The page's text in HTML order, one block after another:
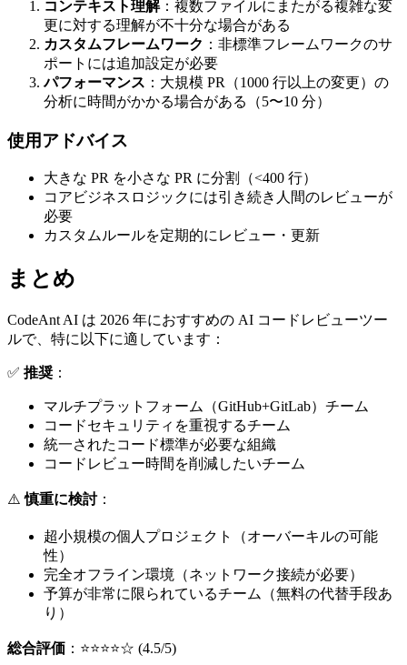
コンテキスト理解：複数ファイルにまたがる複雑な変
更に対する理解が不十分な場合がある
カスタムフレームワーク ：非標準フレームワークのサ
ポートには追加設定が必要
パフォーマンス ：大規模 PR（1000 行以上の変更）の
分析に時間がかかる場合がある（5〜10 分）
使用アドバイス
大きな PR を小さな PR に分割（<400 行）
コアビジネスロジックには引き続き人間のレビューが
必要
カスタムルールを定期的にレビュー・更新
まとめ
CodeAnt AI は 2026 年におすすめの AI コードレビューツー
ルで、特に以下に適しています：
✅ 推奨 ：
マルチプラットフォーム（GitHub+GitLab）チーム
コードセキュリティを重視するチーム
統一されたコード標準が必要な組織
コードレビュー時間を削減したいチーム
⚠️慎重に検討：
超小規模の個人プロジェクト（オーバーキルの可能
性）
完全オフライン環境（ネットワーク接続が必要）
予算が非常に限られているチーム（無料の代替手段あ
り）
総合評価 ：⭐⭐⭐⭐☆ (4.5/5)